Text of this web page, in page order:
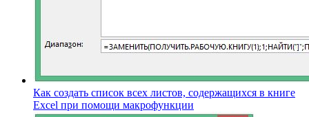
Как создать список всех листов, содержащихся в книге
Excel при помощи макрофункции